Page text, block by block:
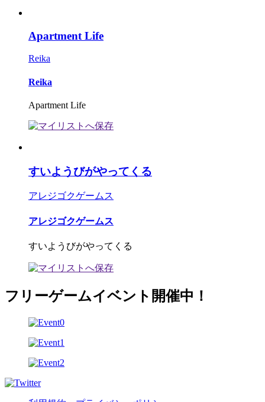
Apartment Life
Reika
Reika
Apartment Life
すいようびがやってくる
アレジゴクゲームス
アレジゴクゲームス
すいようびがやってくる
フリーゲームイベント開催中！